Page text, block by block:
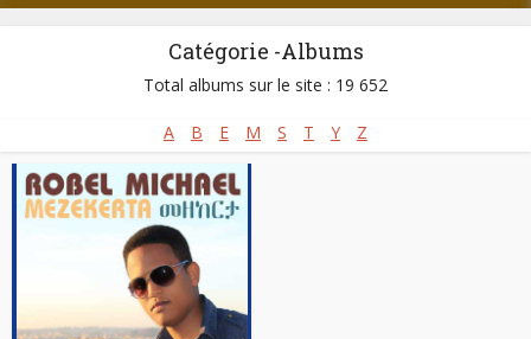
Catégorie -Albums
Total albums sur le site : 19 652
A B E M S T Y Z